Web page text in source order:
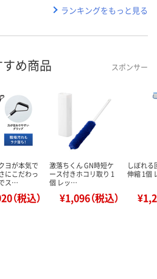
ランキングをもっと見る
め商品 スポンサー
ヨが本気で
にこだわっ
ス…
（税込）
激落ちくん GN時短ケ
ース付きホコリ取り 1
個 レッ…
¥1,096（税込）
しぼれる
伸縮 1個